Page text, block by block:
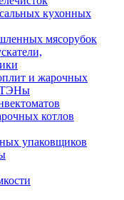
кухонных
мясорубок
и жарочных
ТЭНы
котлов
упаковщиков